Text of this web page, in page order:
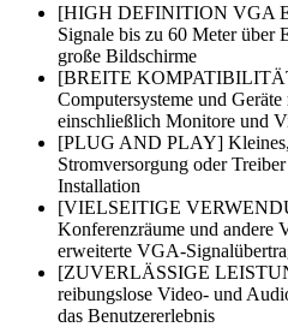
[HIGH DEFINITION VGA
Signale bis zu 60 Meter über
große Bildschirme
[BREITE
Computersysteme und
einschließlich Monitore und
[PLUG AND PLAY] Kleines,
Stromversorgung oder
Installation
[VIELSEITIGE
Konferenzräume und andere
erweiterte VGA-
[ZUVERLÄSSIGE
reibungslose Video- und
das Benutzererlebnis